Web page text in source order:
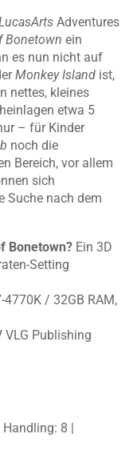
Adventures
Bonetown ein
es nun nicht auf
Monkey Island ist,
nettes, kleines
etwa 5
– für Kinder
noch die
Bereich, vor allem
sich
Suche nach dem
Bonetown? Ein 3D
Setting
4770K / 32GB RAM,
VLG Publishing
Handling: 8 |